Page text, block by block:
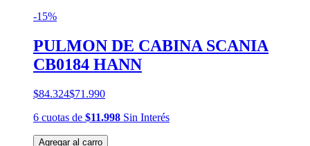
-15%
PULMON DE CABINA SCANIA
CB0184 HANN
$84.324$71.990
6 cuotas de $11.998 Sin Interés
Agregar al carro